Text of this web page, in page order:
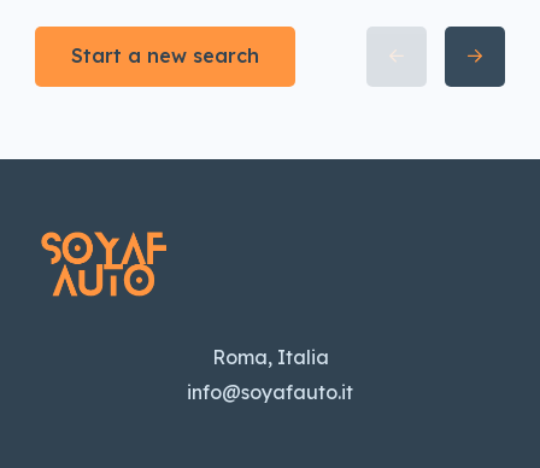
Start a new search
Roma, Italia
info@soyafauto.it